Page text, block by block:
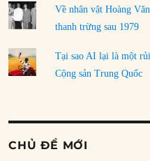
Về nhân vật Hoàng
thanh trừng sau 1979
Tại sao AI lại là một
Cộng sản Trung Quốc
CHỦ ĐỀ MỚI